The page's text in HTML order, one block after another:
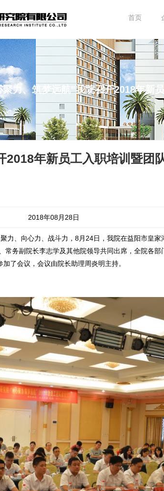
首页
聚力、筑梦远航”我院召开2018年新
2018年新员工入职培训暨团
2018年08月28日
力、向心力、战斗力，8月24日，我院在益阳市皇
常务副院长李志学及其他院领导共同出席，全院各
加了会议，会议由院长助理周炎明主持。